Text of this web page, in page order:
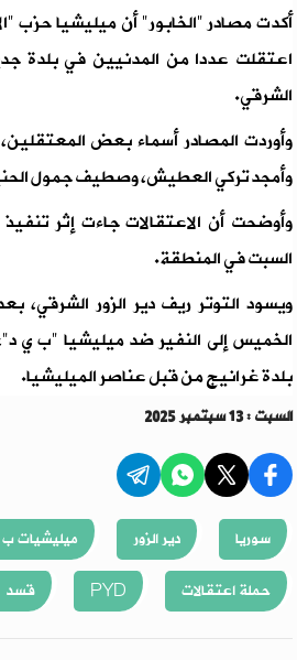
أكدت مصادر "الخابور" أن ميليشيا حزب
اعتقلت عددا من المدنيين في بلدة
الشرقي.
وأوردت المصادر أسماء بعض
وأمجد تركي العطيش، وصطيف جمول
وأوضحت أن الاعتقالات جاءت إثر
السبت في المنطقة.
ويسود التوتر ريف دير الزور
الخميس إلى النفير ضد ميليشيا "ب ي
بلدة غرانيج من قبل عناصر الميليشيا.
السبت : 13 سبتمبر 2025
سوريا دير الزور
ميليشيات
حملة اعتقالات
PYD قسد